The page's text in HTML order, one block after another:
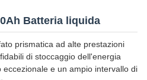
Batteria liquida
prismatica ad alte prestazioni
di stoccaggio dell'energia
e un ampio intervallo di